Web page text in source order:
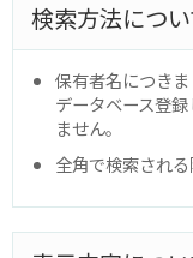
検索方法につ
保有者名につき
データベース登
ません。
全角で検索され